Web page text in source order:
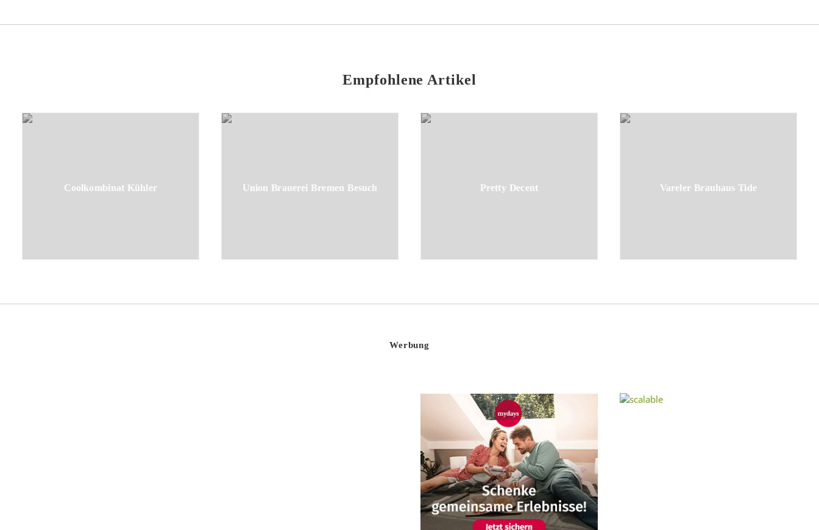
Empfohlene Artikel
Coolkombinat Kühler Union Brauerei Bremen Besuch Pretty Decent Vareler Brauhaus Tide
Werbung